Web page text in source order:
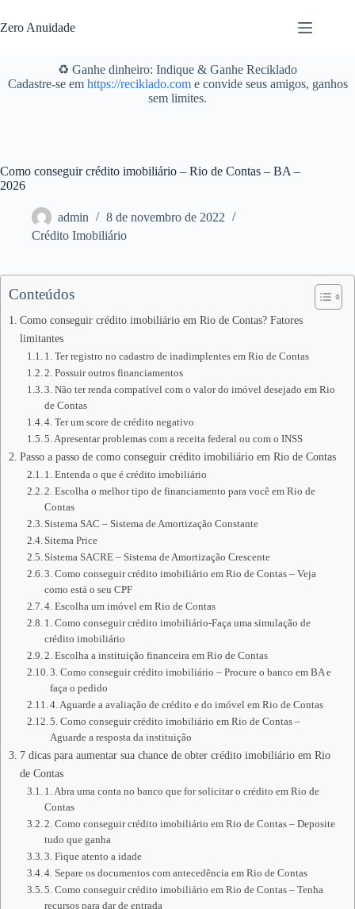
para
o
Zero Anuidade
♻️ Ganhe dinheiro: Indique & Ganhe Reciklado
Cadastre-se em https://reciklado.come convide seus amigos, ganhos
sem limites.
Como conseguir crédito imobiliário – Rio de Contas – BA –
2026
admin
8 de novembro de 2022
Crédito Imobiliário
Conteúdos
Como conseguir crédito imobiliário em Rio de Contas? Fatores
limitantes
1. Ter registro no cadastro de inadimplentes em Rio de Contas
2. Possuir outros financiamentos
3. Não ter renda compatível com o valor do imóvel desejado em Rio
de Contas
4. Ter um score de crédito negativo
5. Apresentar problemas com a receita federal ou com o INSS
Passo a passo de como conseguir crédito imobiliário em Rio de Contas
1. Entenda o que é crédito imobiliário
2. Escolha o melhor tipo de financiamento para você em Rio de
Contas
Sistema SAC – Sistema de Amortização Constante
Sitema Price
Sistema SACRE – Sistema de Amortização Crescente
3. Como conseguir crédito imobiliário em Rio de Contas – Veja
como está o seu CPF
4. Escolha um imóvel em Rio de Contas
1. Como conseguir crédito imobiliário-Faça uma simulação de
crédito imobiliário
2. Escolha a instituição financeira em Rio de Contas
3. Como conseguir crédito imobiliário – Procure o banco em BA e
faça o pedido
4. Aguarde a avaliação de crédito e do imóvel em Rio de Contas
5. Como conseguir crédito imobiliário em Rio de Contas –
Aguarde a resposta da instituição
7 dicas para aumentar sua chance de obter crédito imobiliário em Rio
de Contas
1. Abra uma conta no banco que for solicitar o crédito em Rio de
Contas
2. Como conseguir crédito imobiliário em Rio de Contas – Deposite
tudo que ganha
3. Fique atento a idade
4. Separe os documentos com antecedência em Rio de Contas
5. Como conseguir crédito imobiliário em Rio de Contas – Tenha
recursos para dar de entrada